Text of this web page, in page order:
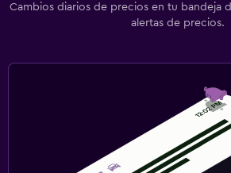
Cambios diarios de precios en tu bandeja
alertas de precios.